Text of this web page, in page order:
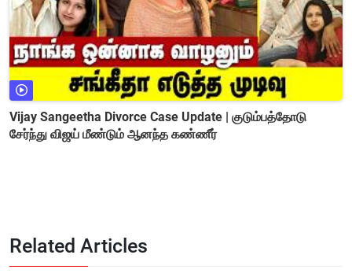
Vijay Sangeetha Divorce Case Update | குடும்பத்தோடு
சேர்ந்து விஜய் மீண்டும் ஆனந்த கண்ணீர்
Related Articles